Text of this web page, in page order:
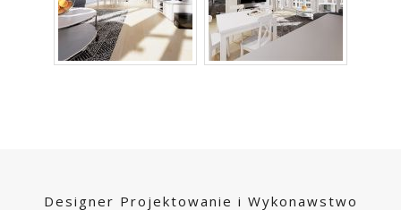
Designer Projektowanie i Wykonawstwo